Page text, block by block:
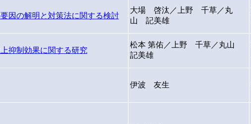
因の解明と対策法に関する検討
大場 啓汰／上野 千草／丸
山 記美雄
抑制効果に関する研究
松本 第佑／上野 千草／丸山
記美雄
伊波 友生